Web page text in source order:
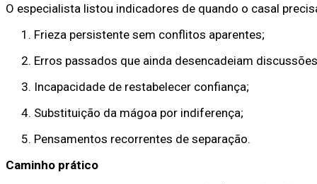
O especialista listou indicadores de quando o casal
Frieza persistente sem conflitos aparentes;
Erros passados que ainda desencadeiam
Incapacidade de restabelecer confiança;
Substituição da mágoa por indiferença;
Pensamentos recorrentes de separação.
Caminho prático